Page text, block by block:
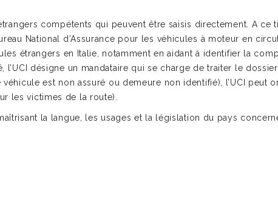
compétents qui peuvent être saisis directement. A ce
National d’Assurance pour les véhicules à moteur en
étrangers en Italie, notamment en aidant à identifier la
l’UCI désigne un mandataire qui se charge de traiter le
est non assuré ou demeure non identifié), l’UCI peut
les victimes de la route).
la langue, les usages et la législation du pays